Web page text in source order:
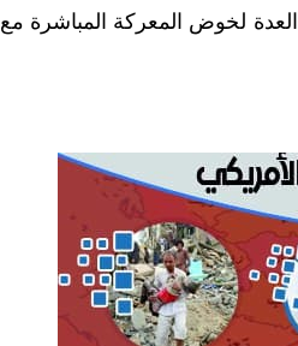
العدة لخوض المعركة المباشرة مع